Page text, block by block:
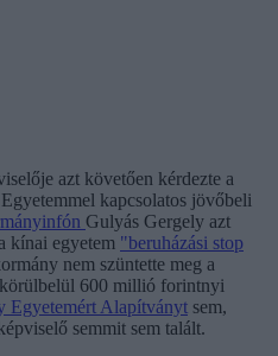
azt követően kérdezte a
kapcsolatos jövőbeli
Gulyás Gergely azt
kínai egyetem "beruházási stop
nem szüntette meg a
600 millió forintnyi
Egyetemért Alapítványt sem,
semmit sem talált.